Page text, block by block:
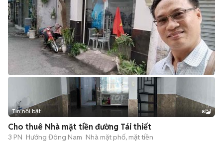
+2
Tin nổi bật 8
Cho thuê Nhà mặt tiền đường Tái thiết
3 PN Hướng Đông Nam Nhà mặt phố, mặt tiền